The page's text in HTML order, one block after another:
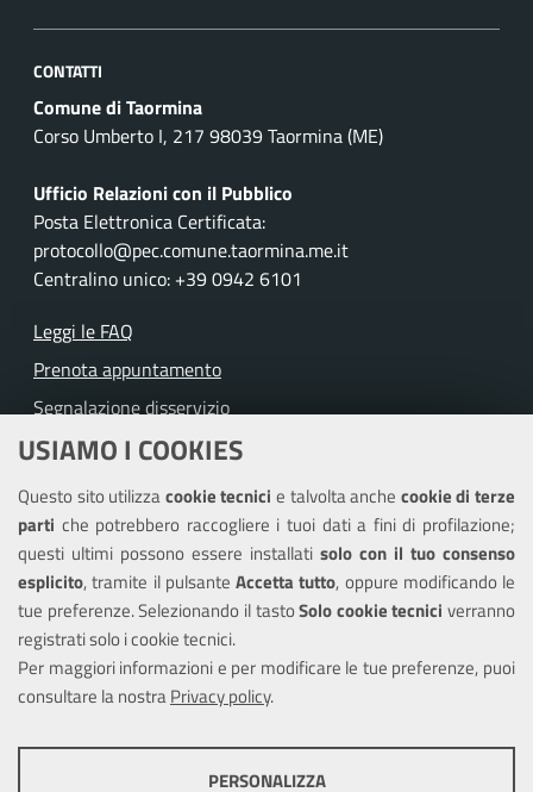
USIAMO I COOKIES
Questo sito utilizzacookie tecnicie talvolta anche cookie di terze
parti che potrebbero raccogliere i tuoi dati a fini di profilazione;
questi ultimi possono essere installati solo con il tuo consenso
esplicito, tramite il pulsante Accetta tutto, oppure modificando le
tue preferenze. Selezionando il tastoSolo cookie tecnici verranno
registrati solo i cookie tecnici.
Per maggiori informazioni e per modificare le tue preferenze, puoi
consultare la nostraPrivacy policy.
PERSONALIZZA
CONTATTI
Comune di Taormina
Corso Umberto I, 217 98039 Taormina (ME)
Ufficio Relazioni con il Pubblico
Posta Elettronica Certificata:
protocollo@pec.comune.taormina.me.it
Centralino unico: +39 0942 6101
Leggi le FAQ
Prenota appuntamento
Segnalazione disservizio
Richiesta assistenza
Amministrazione trasparente
Informativa privacy
Note legali
Piano di miglioramento del sito
Dichiarazione di accessibilità